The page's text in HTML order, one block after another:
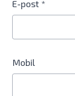
E-post *
Mobil